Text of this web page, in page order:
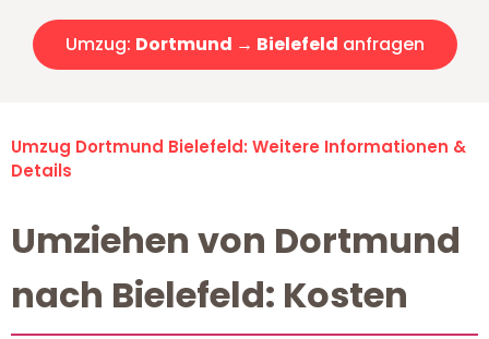
Umzug: Dortmund → Bielefeld anfragen
Umzug Dortmund Bielefeld: Weitere Informationen &
Details
Umziehen von Dortmund
nach Bielefeld: Kosten